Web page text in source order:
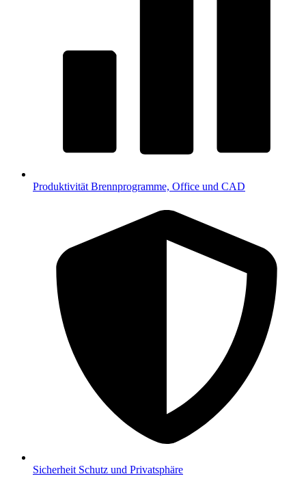
Produktivität Brennprogramme, Office und CAD
Sicherheit Schutz und Privatsphäre